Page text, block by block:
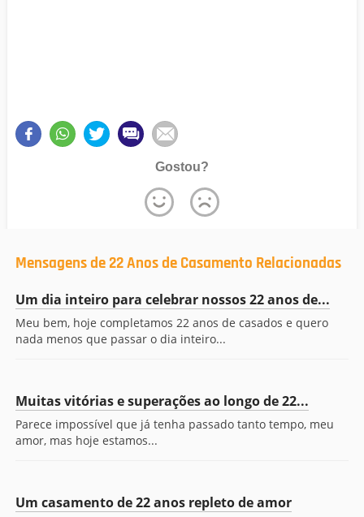
Gostou?
Mensagens de 22 Anos de Casamento Relacionadas
Um dia inteiro para celebrar nossos 22 anos de...
Meu bem, hoje completamos 22 anos de casados e quero
nada menos que passar o dia inteiro...
Muitas vitórias e superações ao longo de 22...
Parece impossível que já tenha passado tanto tempo, meu
amor, mas hoje estamos...
Um casamento de 22 anos repleto de amor